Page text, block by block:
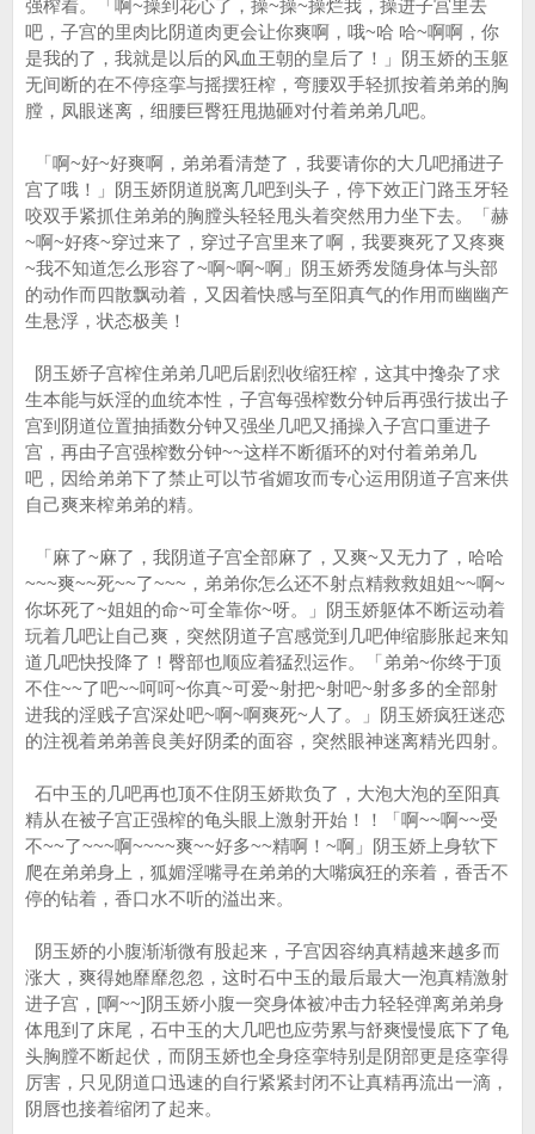
强榨着。「啊~操到花心了，操~操~操烂我，操进子宫里去
吧，子宫的里肉比阴道肉更会让你爽啊，哦~哈 哈~啊啊，你
是我的了，我就是以后的风血王朝的皇后了！」阴玉娇的玉躯
无间断的在不停痉挛与摇摆狂榨，弯腰双手轻抓按着弟弟的胸
膛，凤眼迷离，细腰巨臀狂甩抛砸对付着弟弟几吧。
「啊~好~好爽啊，弟弟看清楚了，我要请你的大几吧捅进子
宫了哦！」阴玉娇阴道脱离几吧到头子，停下效正门路玉牙轻
咬双手紧抓住弟弟的胸膛头轻轻甩头着突然用力坐下去。「赫
~啊~好疼~穿过来了，穿过子宫里来了啊，我要爽死了又疼爽
~我不知道怎么形容了~啊~啊~啊」阴玉娇秀发随身体与头部
的动作而四散飘动着，又因着快感与至阳真气的作用而幽幽产
生悬浮，状态极美！
阴玉娇子宫榨住弟弟几吧后剧烈收缩狂榨，这其中搀杂了求
生本能与妖淫的血统本性，子宫每强榨数分钟后再强行拔出子
宫到阴道位置抽插数分钟又强坐几吧又捅操入子宫口重进子
宫，再由子宫强榨数分钟~~这样不断循环的对付着弟弟几
吧，因给弟弟下了禁止可以节省媚攻而专心运用阴道子宫来供
自己爽来榨弟弟的精。
「麻了~麻了，我阴道子宫全部麻了，又爽~又无力了，哈哈
~~~爽~~死~~了~~~，弟弟你怎么还不射点精救救姐姐~~啊~
你坏死了~姐姐的命~可全靠你~呀。」阴玉娇躯体不断运动着
玩着几吧让自己爽，突然阴道子宫感觉到几吧伸缩膨胀起来知
道几吧快投降了！臀部也顺应着猛烈运作。「弟弟~你终于顶
不住~~了吧~~呵呵~你真~可爱~射把~射吧~射多多的全部射
进我的淫贱子宫深处吧~啊~啊爽死~人了。」阴玉娇疯狂迷恋
的注视着弟弟善良美好阴柔的面容，突然眼神迷离精光四射。
石中玉的几吧再也顶不住阴玉娇欺负了，大泡大泡的至阳真
精从在被子宫正强榨的龟头眼上激射开始！！「啊~~啊~~受
不~~了~~~啊~~~~爽~~好多~~精啊！~啊」阴玉娇上身软下
爬在弟弟身上，狐媚淫嘴寻在弟弟的大嘴疯狂的亲着，香舌不
停的钻着，香口水不听的溢出来。
阴玉娇的小腹渐渐微有股起来，子宫因容纳真精越来越多而
涨大，爽得她靡靡忽忽，这时石中玉的最后最大一泡真精激射
进子宫，[啊~~]阴玉娇小腹一突身体被冲击力轻轻弹离弟弟身
体甩到了床尾，石中玉的大几吧也应劳累与舒爽慢慢底下了龟
头胸膛不断起伏，而阴玉娇也全身痉挛特别是阴部更是痉挛得
厉害，只见阴道口迅速的自行紧紧封闭不让真精再流出一滴，
阴唇也接着缩闭了起来。